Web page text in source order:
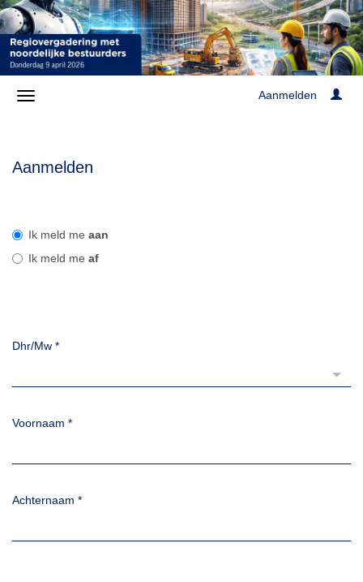
Aanmelden
Aanmelden
Ik meld me aan
Ik meld me af
Dhr/Mw *
Voornaam *
Achternaam *